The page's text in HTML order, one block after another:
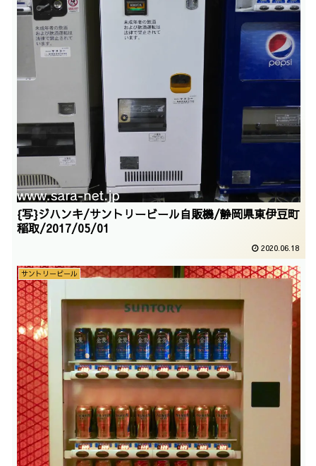
{写}ジハンキ/サントリービール自販機/静岡県東伊豆町
稲取/2017/05/01
2020.06.18
サントリービール